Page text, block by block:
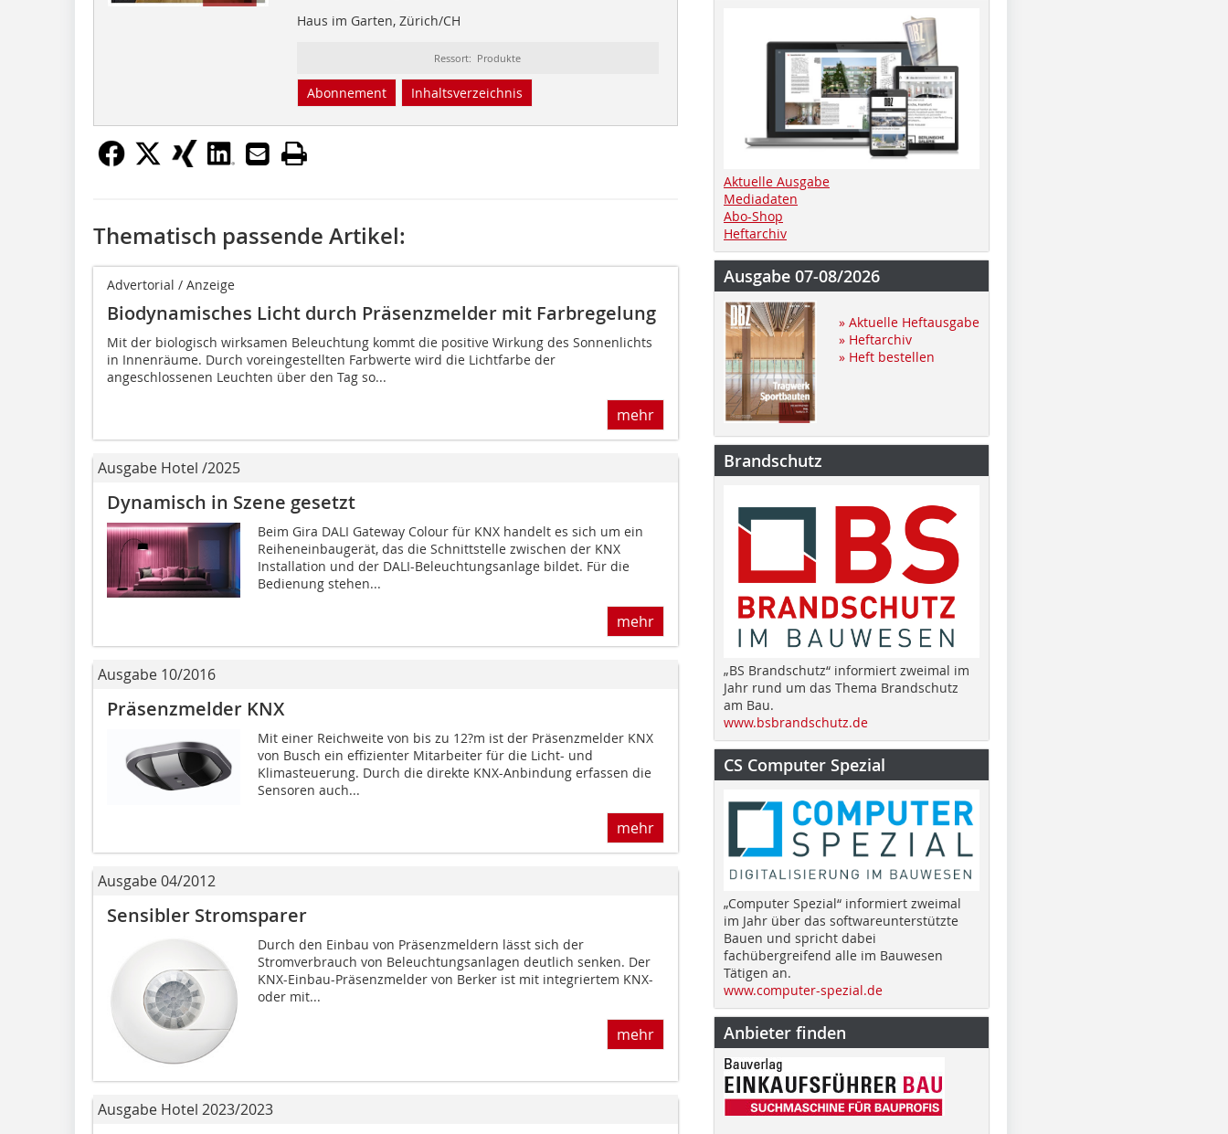
Haus im Garten, Zürich/CH
Ressort: Produkte
Abonnement Inhaltsverzeichnis
Thematisch passende Artikel:
Advertorial / Anzeige
Biodynamisches Licht durch Präsenzmelder mit Farbregelung
Mit der biologisch wirksamen Beleuchtung kommt die positive Wirkung des Sonnenlichts
in Innenräume. Durch voreingestellten Farbwerte wird die Lichtfarbe der
angeschlossenen Leuchten über den Tag so...
mehr
Ausgabe Hotel /2025
Dynamisch in Szene gesetzt
Beim Gira DALI Gateway Colour für KNX handelt es sich um ein
Reiheneinbaugerät, das die Schnittstelle zwischen der KNX
Installation und der DALI-Beleuchtungsanlage bildet. Für die
Bedienung stehen...
mehr
Ausgabe 10/2016
Präsenzmelder KNX
Mit einer Reichweite von bis zu 12?m ist der Präsenzmelder KNX
von Busch ein effizienter Mitarbeiter für die Licht- und
Klimasteuerung. Durch die direkte KNX-Anbindung erfassen die
Sensoren auch...
mehr
Ausgabe 04/2012
Sensibler Stromsparer
Durch den Einbau von Präsenzmeldern lässt sich der
Stromverbrauch von Beleuch­tungsanlagen deutlich senken. Der
KNX-Einbau-Präsenzmelder von Berker ist mit inte­grier­tem KNX-
oder mit...
mehr
Ausgabe Hotel 2023/2023
Aktuelle Ausgabe
Mediadaten
Abo-Shop
Heftarchiv
Ausgabe 07-08/2026
» Aktuelle Heftausgabe
» Heftarchiv
» Heft bestellen
Brandschutz
„BS Brandschutz“ informiert zweimal im
Jahr rund um das Thema Brandschutz
am Bau.
www.bsbrandschutz.de
CS Computer Spezial
„Computer Spezial“ informiert zweimal
im Jahr über das softwareunterstützte
Bauen und spricht dabei
fachübergreifend alle im Bauwesen
Tätigen an.
www.computer-spezial.de
Anbieter finden